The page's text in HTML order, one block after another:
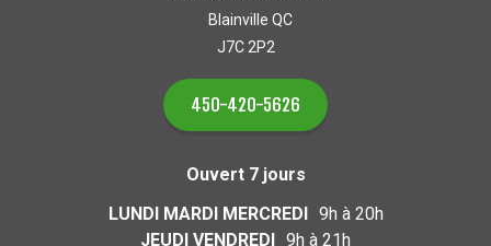
Blainville QC
J7C 2P2
450-420-5626
Ouvert 7 jours
LUNDI MARDI MERCREDI 9h à 20h
JEUDI VENDREDI 9h à 21h